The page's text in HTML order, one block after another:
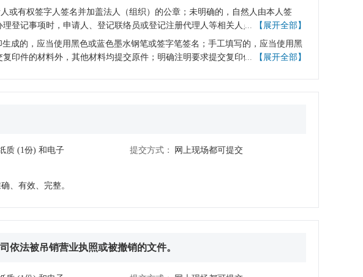
或有权签字人签名并加盖法人（组织）的公章；未明确的，自然人由本人签
具体按照国家市场监督管理总局关于经营主体实名登记确认的相关管理规范执
法缴回营业执照的，由登记机关通过国家企业信用信息公示系统公告营业执照
... 【展开全部】
成的，应当使用黑色或蓝色墨水钢笔或签字笔签名；手工填写的，应当使用黑
印件的材料外，其他材料均提交原件；明确注明要求提交复印件的，应当由申
核验、存档的，可以不再收取对应的纸质材料。（请继续查看受理标准）
... 【展开全部】
质 (1份) 和电子 提交方式：
网上现场都可提交
料。 2.提交的材料真实、准确、有效、完整。
依法被吊销营业执照或被撤销的文件。